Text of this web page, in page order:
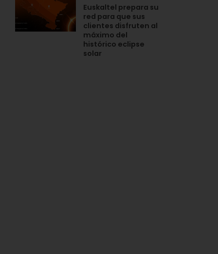
Euskaltel prepara su
red para que sus
clientes disfruten al
máximo del
histórico eclipse
solar